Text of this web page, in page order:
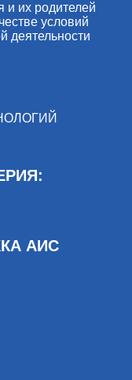
и их родителей
условий
деятельности
АИС